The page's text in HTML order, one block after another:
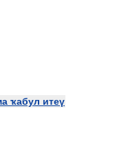
ҡабул итеү